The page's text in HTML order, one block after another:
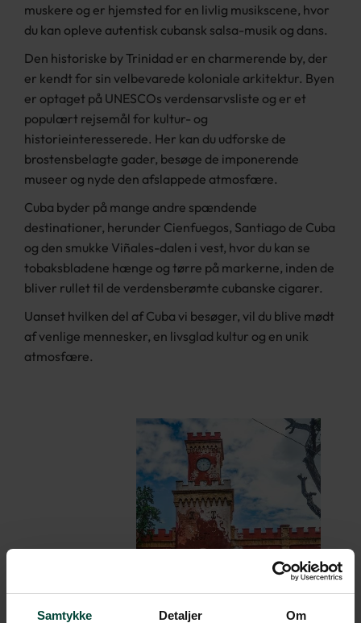
Samtykke Detaljer Om
muskere og er hjemsted for en livlig musikscene, hvor
du kan opleve autentisk cubansk salsa-musik og dans.
Den historiske by Trinidad er en charmerende by, der
er kendt for sin velbevarede koloniale arkitektur. Byen
er optaget på UNESCOs verdensarvsliste og er et
populært rejsemål for kultur- og
historieinteresserede. Her kan du udforske de
brostensbelagte gader, besøge de imponerende
museer og nyde den afslappede atmosfære.
Cuba byder på mange andre spændende
destinationer, herunder Cienfuegos, Santiago de Cuba
og den smukke Viñales-dalen i vest, hvor du kan se
tobaksbladene hænge og tørre på markerne, inden de
bliver rullet til de verdensberømte cubanske cigarer.
Uanset hvilken del af Cuba vi besøger, vil du blive mødt
af venlige mennesker, en livsglad kultur og en unik
atmosfære.